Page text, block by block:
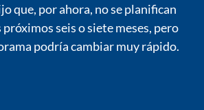
que, por ahora, no se planifican
seis o siete meses, pero
podría cambiar muy rápido.